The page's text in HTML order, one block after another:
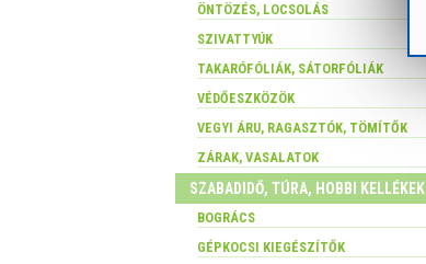
ÖNTÖZÉS, LOCSOLÁS
SZIVATTYÚK
TAKARÓFÓLIÁK, SÁTORFÓLIÁK
VÉDŐESZKÖZÖK
VEGYI ÁRU, RAGASZTÓK, TÖMÍTŐK
ZÁRAK, VASALATOK
SZABADIDŐ, TÚRA, HOBBI KELLÉKEK
BOGRÁCS
GÉPKOCSI KIEGÉSZÍTŐK